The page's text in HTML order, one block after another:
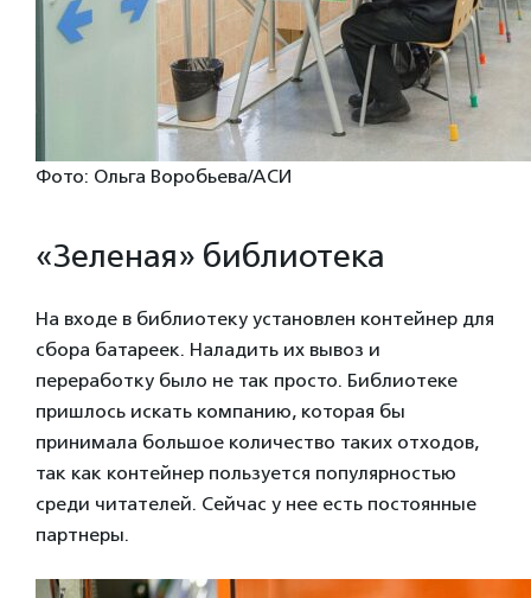
Фото: Ольга Воробьева/АСИ
«Зеленая» библиотека
На входе в библиотеку установлен контейнер для
сбора батареек. Наладить их вывоз и
переработку было не так просто. Библиотеке
пришлось искать компанию, которая бы
принимала большое количество таких отходов,
так как контейнер пользуется популярностью
среди читателей. Сейчас у нее есть постоянные
партнеры.